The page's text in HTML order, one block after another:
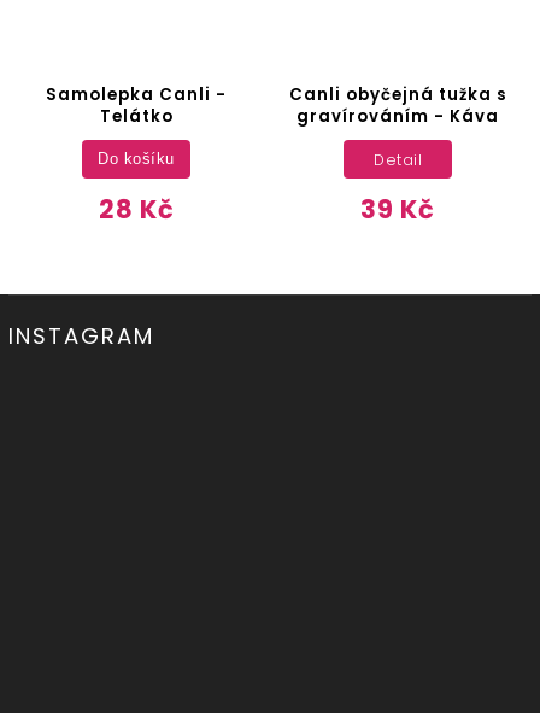
Canli -
Canli obyčejná tužka s
gravírováním - Káva
Canli
INSTAGRAM